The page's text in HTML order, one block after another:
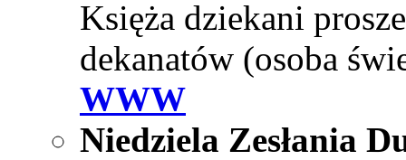
Księża dziekani
dekanatów (osoba
WWW
Niedziela Zesłania